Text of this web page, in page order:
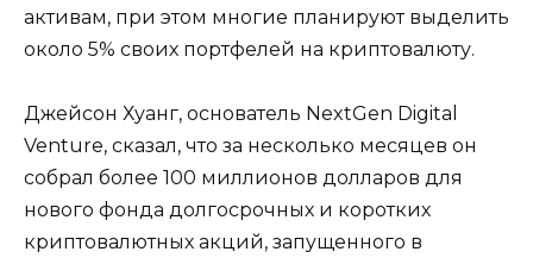
активам, при этом многие планируют выделить
около 5% своих портфелей на криптовалюту.
Джейсон Хуанг, основатель NextGen Digital
Venture, сказал, что за несколько месяцев он
собрал более 100 миллионов долларов для
нового фонда долгосрочных и коротких
криптовалютных акций, запущенного в